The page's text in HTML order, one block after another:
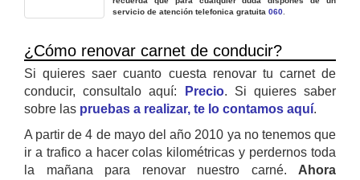
servicio de atención telefonica gratuita 060
¿Cómo renovar carnet de conducir?
Si quieres saer cuanto cuesta renovar tu carnet de
conducir, consultalo aquí:
Precio. Si quieres saber
sobre las pruebas a realizar, te lo contamos aquí.
A partir de 4 de mayo del año 2010 ya no tenemos que
ir a trafico a hacer colas kilométricas y perdernos toda
la mañana para renovar nuestro carné. Ahora